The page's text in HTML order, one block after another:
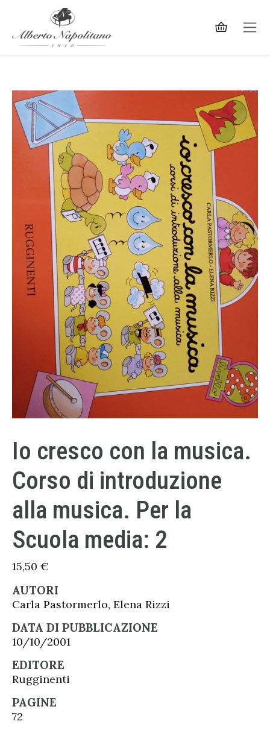
Io cresco con la musica.
Corso di introduzione
alla musica. Per la
Scuola media: 2
15,50 €
AUTORI
Carla Pastormerlo, Elena Rizzi
DATA DI PUBBLICAZIONE
10/10/2001
EDITORE
Rugginenti
PAGINE
72